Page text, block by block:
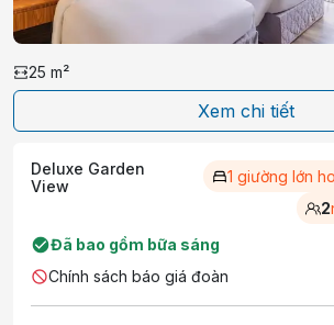
25 m²
Xem chi tiết
Deluxe Garden
View
1 giường lớn
2
Đã bao gồm bữa sáng
Chính sách báo giá đoàn